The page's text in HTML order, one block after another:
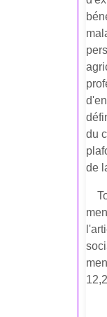
du
de